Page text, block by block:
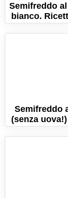
Semifreddo
bianco.
per un dolce
e
Semifreddo
(senza
semplice,